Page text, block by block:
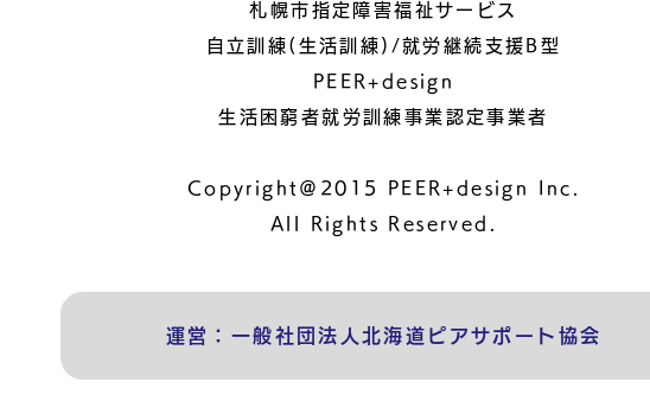
札幌市指定障害福祉サービス
自立訓練(生活訓練)/就労継続支援B型
PEER+design
生活困窮者就労訓練事業認定事業者
Copyright＠2015 PEER+design Inc.
All Rights Reserved.
運営：一般社団法人北海道ピアサポート協会